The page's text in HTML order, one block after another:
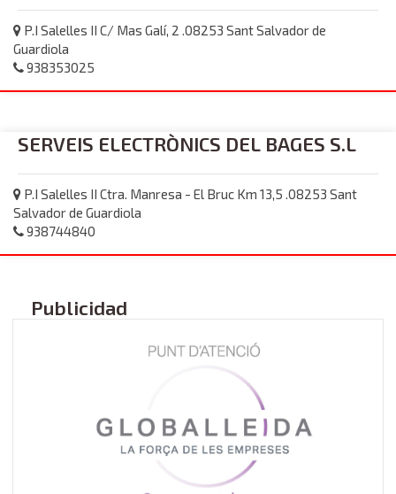
P.I Salelles II C/ Mas Galí, 2 .08253 Sant Salvador de
Guardiola
938353025
SERVEIS ELECTRÒNICS DEL BAGES S.L
P.I Salelles II Ctra. Manresa - El Bruc Km 13,5 .08253 Sant
Salvador de Guardiola
938744840
Publicidad